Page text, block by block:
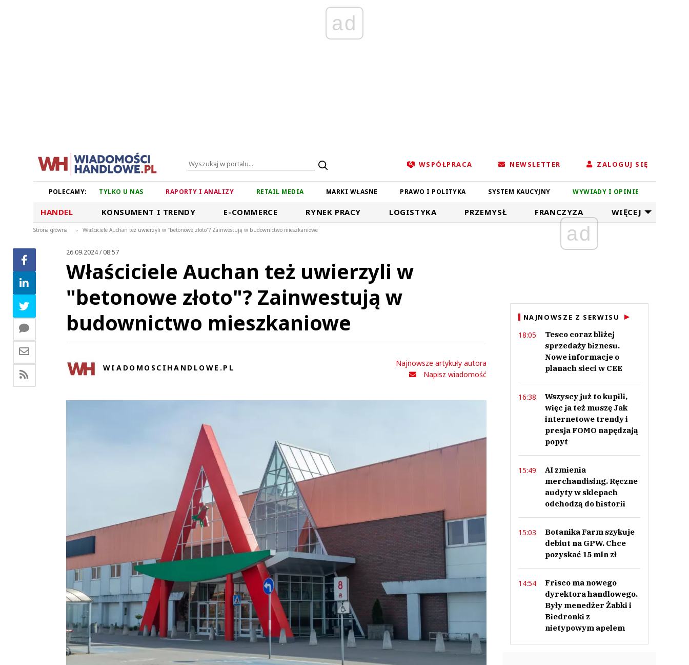
ad
WSPÓŁPRACA NEWSLETTER ZALOGUJ SIĘ
POLECAMY: TYLKO U NAS RAPORTY I ANALIZY RETAIL MEDIA MARKI WŁASNE PRAWO I POLITYKA SYSTEM KAUCYJNY WYWIADY I OPINIE
HANDEL KONSUMENT I TRENDY E-COMMERCE RYNEK PRACY LOGISTYKA PRZEMYSŁ FRANCZYZA WIĘCEJ
Strona główna > Właściciele Auchan też uwierzyli w "betonowe złoto"? Zainwestują w budownictwo mieszkaniowe
26.09.2024 / 08:57
Właściciele Auchan też uwierzyli w
"betonowe złoto"? Zainwestują w
budownictwo mieszkaniowe
WIADOMOSCIHANDLOWE.PL
Najnowsze artykuły autora
Napisz wiadomość
ad
NAJNOWSZE Z SERWISU
18:05
Tesco coraz bliżej
sprzedaży biznesu.
Nowe informacje o
planach sieci w CEE
16:38
Wszyscy już to kupili,
więc ja też muszę Jak
internetowe trendy i
presja FOMO napędzają
popyt
15:49
AI zmienia
merchandising. Ręczne
audyty w sklepach
odchodzą do historii
15:03
Botanika Farm szykuje
debiut na GPW. Chce
pozyskać 15 mln zł
14:54
Frisco ma nowego
dyrektora handlowego.
Były menedżer Żabki i
Biedronki z
nietypowym apelem